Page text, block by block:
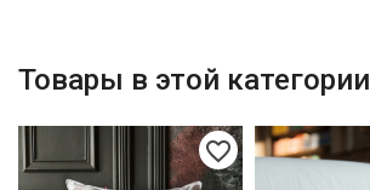
Товары в этой категории
favorite_border